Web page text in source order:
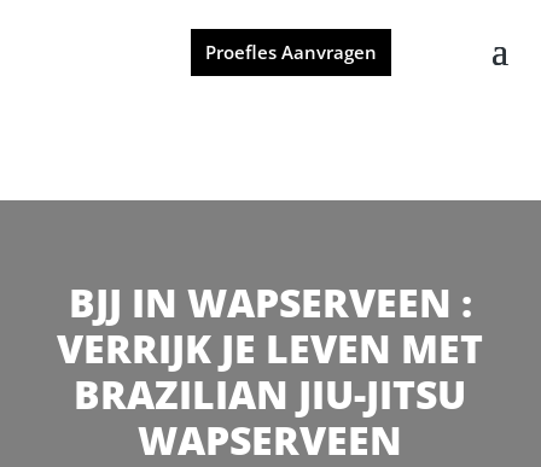
Proefles Aanvragen
BJJ IN WAPSERVEEN :
VERRIJK JE LEVEN MET
BRAZILIAN JIU-JITSU
WAPSERVEEN